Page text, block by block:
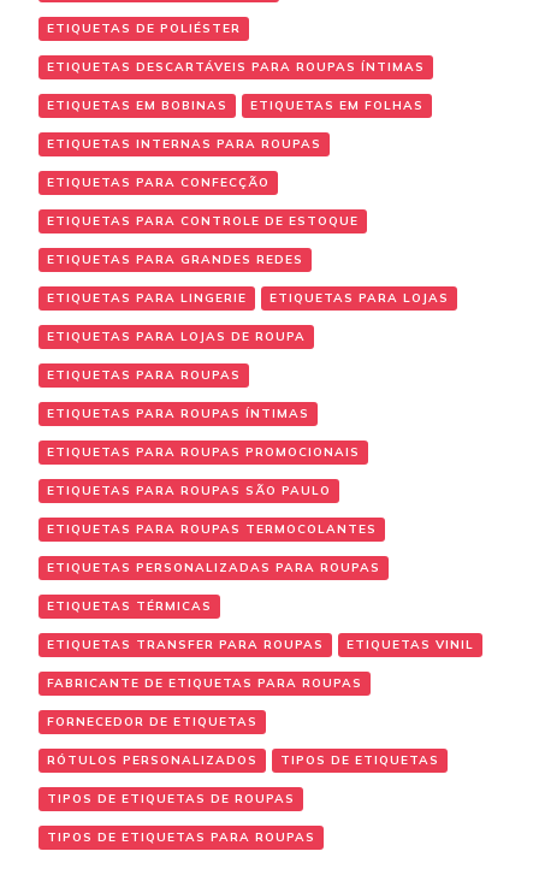
ETIQUETAS DE POLIÉSTER
ETIQUETAS DESCARTÁVEIS PARA ROUPAS ÍNTIMAS
ETIQUETAS EM BOBINAS ETIQUETAS EM FOLHAS
ETIQUETAS INTERNAS PARA ROUPAS
ETIQUETAS PARA CONFECÇÃO
ETIQUETAS PARA CONTROLE DE ESTOQUE
ETIQUETAS PARA GRANDES REDES
ETIQUETAS PARA LINGERIE ETIQUETAS PARA LOJAS
ETIQUETAS PARA LOJAS DE ROUPA
ETIQUETAS PARA ROUPAS
ETIQUETAS PARA ROUPAS ÍNTIMAS
ETIQUETAS PARA ROUPAS PROMOCIONAIS
ETIQUETAS PARA ROUPAS SÃO PAULO
ETIQUETAS PARA ROUPAS TERMOCOLANTES
ETIQUETAS PERSONALIZADAS PARA ROUPAS
ETIQUETAS TÉRMICAS
ETIQUETAS TRANSFER PARA ROUPAS ETIQUETAS VINIL
FABRICANTE DE ETIQUETAS PARA ROUPAS
FORNECEDOR DE ETIQUETAS
RÓTULOS PERSONALIZADOS TIPOS DE ETIQUETAS
TIPOS DE ETIQUETAS DE ROUPAS
TIPOS DE ETIQUETAS PARA ROUPAS